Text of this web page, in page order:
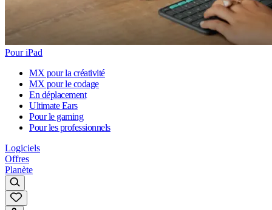
Pour iPad
MX pour la créativité
MX pour le codage
En déplacement
Ultimate Ears
Pour le gaming
Pour les professionnels
Logiciels
Offres
Planète